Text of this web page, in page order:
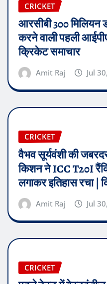
CRICKET
आरसीबी 300 मिलियन
करने वाली पहली
क्रिकेट समाचार
Amit Raj Jul
CRICKET
वैभव सूर्यवंशी की
किशन ने ICC T20I
लगाकर इतिहास रचा |
Amit Raj Jul
CRICKET